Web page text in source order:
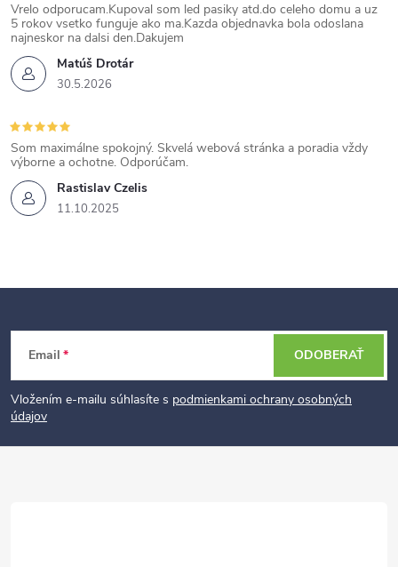
Matúš Drotár
30.5.2026
Vrelo odporucam.Kupoval som led pasiky atd.do celeho domu a uz
5 rokov vsetko funguje ako ma.Kazda objednavka bola odoslana
najneskor na dalsi den.Dakujem
Rastislav Czelis
11.10.2025
Som maximálne spokojný. Skvelá webová stránka a poradia vždy
výborne a ochotne. Odporúčam.
t
Email
Vložením e-mailu súhlasíte s podmienkami ochrany osobných
údajov
ODOBERAŤ